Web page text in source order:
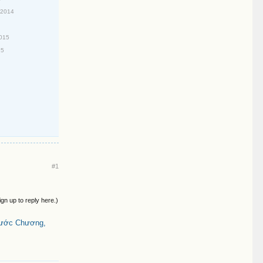
#1
up to reply here.)
Chương,